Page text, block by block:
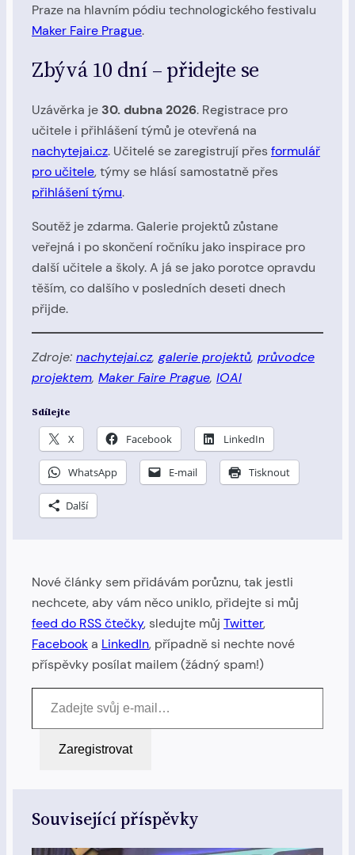
Praze na hlavním pódiu technologického festivalu
Maker Faire Prague.
Zbývá 10 dní – přidejte se
Uzávěrka je 30. dubna 2026. Registrace pro
učitele i přihlášení týmů je otevřená na
nachytejai.cz. Učitelé se zaregistrují přesformulář
pro učitele, týmy se hlásí samostatně přes
přihlášení týmu.
Soutěž je zdarma. Galerie projektů zůstane
veřejná i po skončení ročníku jako inspirace pro
další učitele a školy. A já se jako porotce opravdu
těším, co dalšího v posledních deseti dnech
přijde.
Zdroje: nachytejai.cz, galerie projektů, průvodce
projektem, Maker Faire Prague, IOAI
Sdílejte
X Facebook LinkedIn
WhatsApp E-mail Tisknout
Další
Nové články sem přidávám porůznu, tak jestli
nechcete, aby vám něco uniklo, přidejte si můj
feed do RSS čtečky, sledujte můj Twitter,
Facebooka LinkedIn, případně si nechte nové
příspěvky posílat mailem (žádný spam!)
Zadejte svůj e-mail…
Zaregistrovat
Související příspěvky